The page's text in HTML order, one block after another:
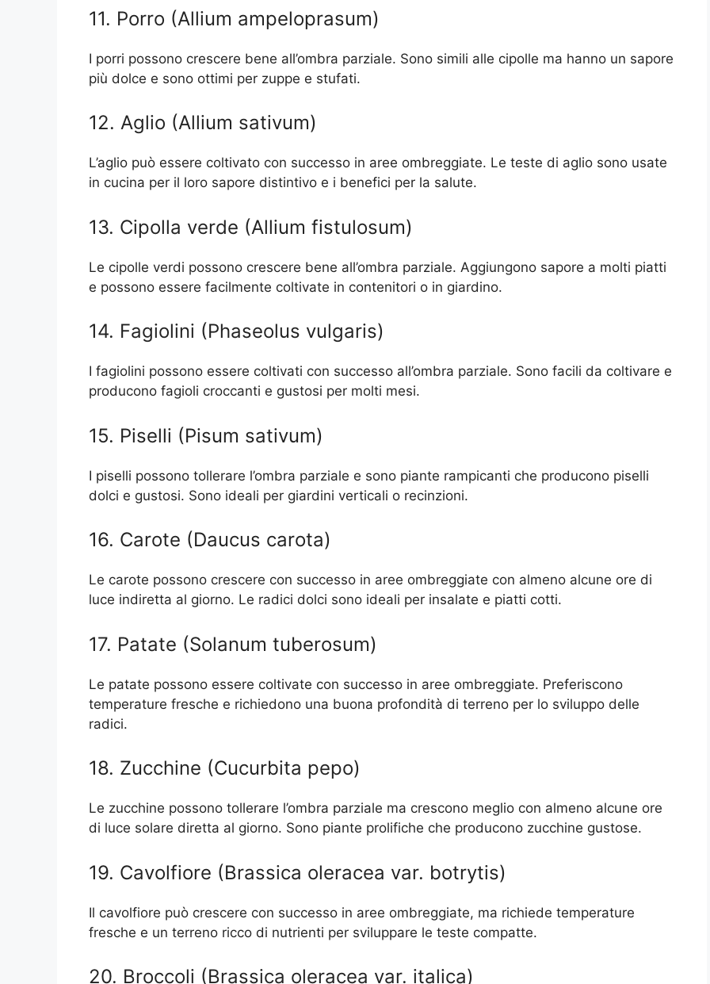
11. Porro (Allium ampeloprasum)
I porri possono crescere bene all’ombra parziale. Sono simili alle cipolle ma hanno un sapore
più dolce e sono ottimi per zuppe e stufati.
12. Aglio (Allium sativum)
L’aglio può essere coltivato con successo in aree ombreggiate. Le teste di aglio sono usate
in cucina per il loro sapore distintivo e i benefici per la salute.
13. Cipolla verde (Allium fistulosum)
Le cipolle verdi possono crescere bene all’ombra parziale. Aggiungono sapore a molti piatti
e possono essere facilmente coltivate in contenitori o in giardino.
14. Fagiolini (Phaseolus vulgaris)
I fagiolini possono essere coltivati con successo all’ombra parziale. Sono facili da coltivare e
producono fagioli croccanti e gustosi per molti mesi.
15. Piselli (Pisum sativum)
I piselli possono tollerare l’ombra parziale e sono piante rampicanti che producono piselli
dolci e gustosi. Sono ideali per giardini verticali o recinzioni.
16. Carote (Daucus carota)
Le carote possono crescere con successo in aree ombreggiate con almeno alcune ore di
luce indiretta al giorno. Le radici dolci sono ideali per insalate e piatti cotti.
17. Patate (Solanum tuberosum)
Le patate possono essere coltivate con successo in aree ombreggiate. Preferiscono
temperature fresche e richiedono una buona profondità di terreno per lo sviluppo delle
radici.
18. Zucchine (Cucurbita pepo)
Le zucchine possono tollerare l’ombra parziale ma crescono meglio con almeno alcune ore
di luce solare diretta al giorno. Sono piante prolifiche che producono zucchine gustose.
19. Cavolfiore (Brassica oleracea var. botrytis)
Il cavolfiore può crescere con successo in aree ombreggiate, ma richiede temperature
fresche e un terreno ricco di nutrienti per sviluppare le teste compatte.
20. Broccoli (Brassica oleracea var. italica)